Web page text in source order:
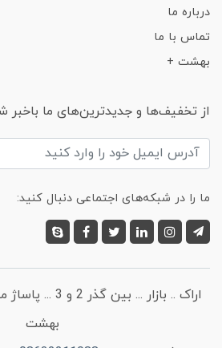
درباره ما
تماس با ما
بهشت +
از تخفیف‌ها و جدیدترین‌های ما باخبر
ما را در شبکه‌های اجتماعی دنبال کنید:
اراک .. بازار ...
بهشت